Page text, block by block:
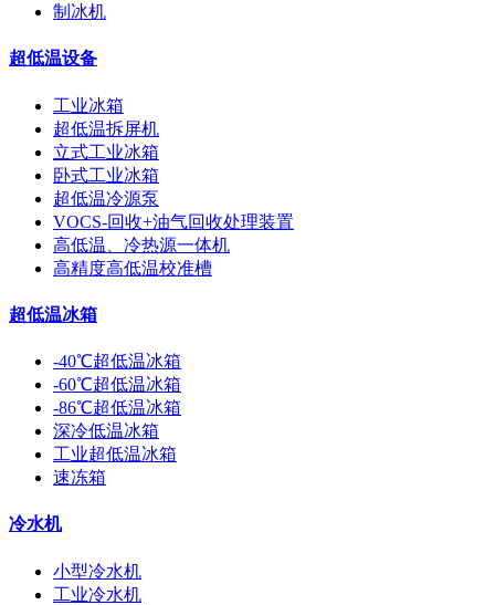
制冰机
超低温设备
工业冰箱
超低温拆屏机
立式工业冰箱
卧式工业冰箱
超低温冷源泵
VOCS-回收+油气回收处理装置
高低温、冷热源一体机
高精度高低温校准槽
超低温冰箱
-40℃超低温冰箱
-60℃超低温冰箱
-86℃超低温冰箱
深冷低温冰箱
工业超低温冰箱
速冻箱
冷水机
小型冷水机
工业冷水机